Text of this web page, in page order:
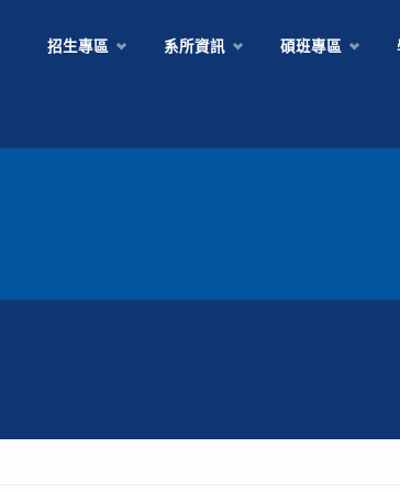
招生專區 系所資訊 碩班專區